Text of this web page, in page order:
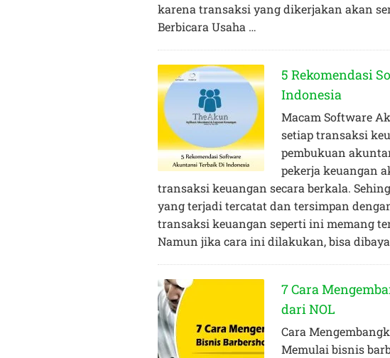
karena transaksi yang dikerjakan akan
Berbicara Usaha …
5 Rekomendasi
Indonesia
Macam Software
setiap transaksi
pembukuan
pekerja keuangan
transaksi keuangan secara berkala.
yang terjadi tercatat dan tersimpan
transaksi keuangan seperti ini memang
Namun jika cara ini dilakukan, bisa
7 Cara
dari NOL
Cara
Memulai bisnis